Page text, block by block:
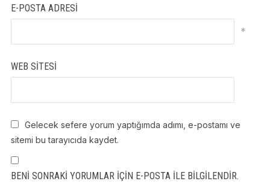
E-POSTA ADRESI
*
WEB SITESI
Gelecek sefere yorum yaptığımda adımı, e-postamı ve
sitemi bu tarayıcıda kaydet.
BENI SONRAKI YORUMLAR IÇIN E-POSTA ILE BILGILENDIR.